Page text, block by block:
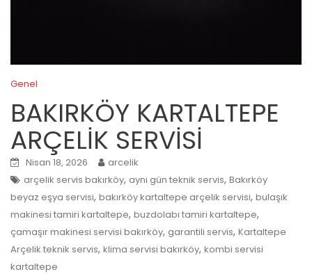
Genel
BAKIRKÖY KARTALTEPE
ARÇELİK SERVİSİ
Nisan 18, 2026
arcelik
arçelik servis bakırköy, aynı gün teknik servis, Bakırköy
beyaz eşya servisi, bakırköy kartaltepe arçelik servisi, bulaşık
makinesi tamiri kartaltepe, buzdolabı tamiri kartaltepe,
çamaşır makinesi servisi bakırköy, garantili servis, Kartaltepe
Arçelik teknik servis, klima servisi bakırköy, kombi servisi
kartaltepe